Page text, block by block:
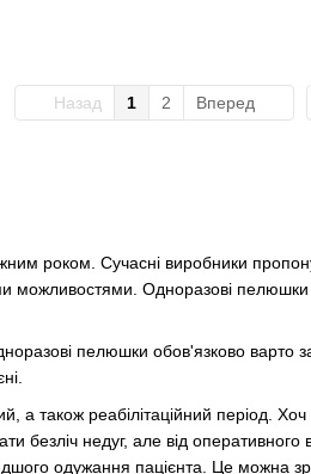
роком. Сучасні виробники
Одноразові пелюшки
пелюшки обов'язково
а також реабілітаційний період.
безліч недуг, але від
одужання пацієнта. Це можна
Назад 1 2 Вперед